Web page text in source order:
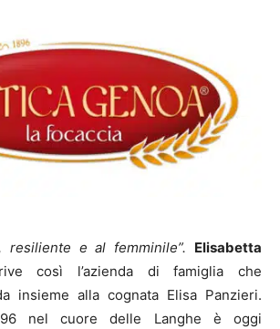
resiliente e al femminile”. Elisabetta
così l’azienda di famiglia che
insieme alla cognata Elisa Panzieri.
nel cuore delle Langhe è oggi